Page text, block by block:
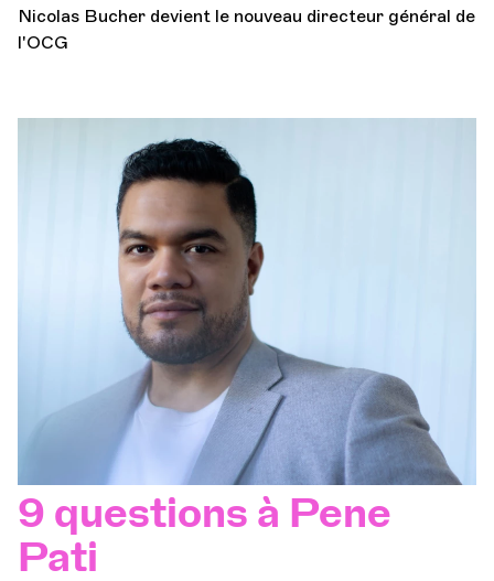
Nicolas Bucher devient le nouveau directeur général de
l'OCG
9 questions à Pene
Pati